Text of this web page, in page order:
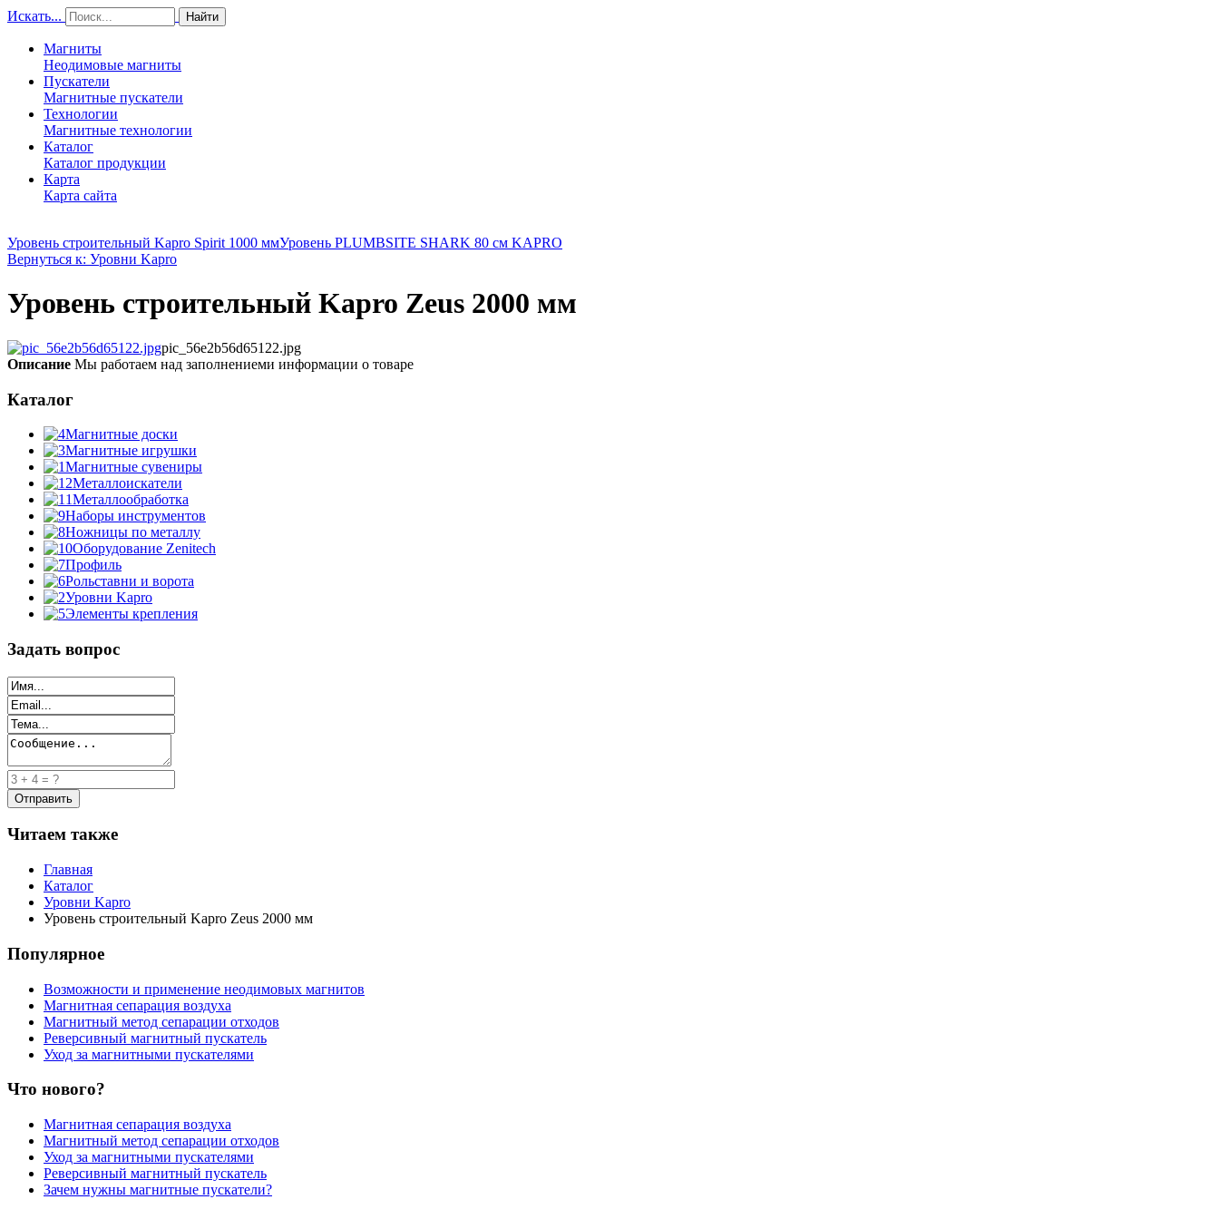
Искать... Найти
Магниты
Неодимовые магниты
Пускатели
Магнитные пускатели
Технологии
Магнитные технологии
Каталог
Каталог продукции
Карта
Карта сайта
Уровень строительный Kapro Spirit 1000 ммУровень PLUMBSITE SHARK 80 см KAPRO
Вернуться к: Уровни Kapro
Уровень строительный Kapro Zeus 2000 мм
pic_56e2b56d65122.jpg
Описание Мы работаем над заполнениеми информации о товаре
Каталог
Магнитные доски
Магнитные игрушки
Магнитные сувениры
Металлоискатели
Металлообработка
Наборы инструментов
Ножницы по металлу
Оборудование Zenitech
Профиль
Рольставни и ворота
Уровни Kapro
Элементы крепления
Задать вопрос
Читаем также
Главная
Каталог
Уровни Kapro
Уровень строительный Kapro Zeus 2000 мм
Популярное
Возможности и применение неодимовых магнитов
Магнитная сепарация воздуха
Магнитный метод сепарации отходов
Реверсивный магнитный пускатель
Уход за магнитными пускателями
Что нового?
Магнитная сепарация воздуха
Магнитный метод сепарации отходов
Уход за магнитными пускателями
Реверсивный магнитный пускатель
Зачем нужны магнитные пускатели?